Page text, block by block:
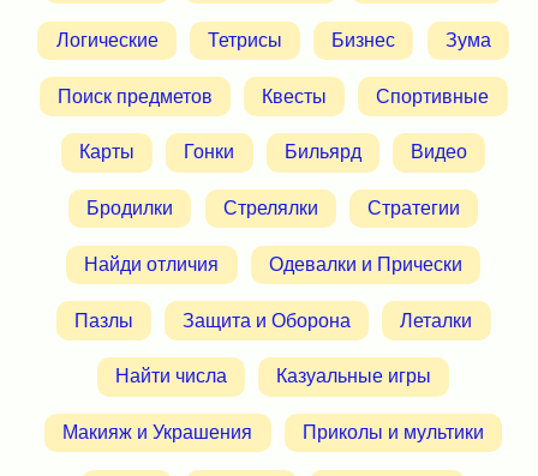
Логические Тетрисы Бизнес Зума
Поиск предметов Квесты Спортивные
Карты Гонки Бильярд Видео
Бродилки Стрелялки Стратегии
Найди отличия Одевалки и Прически
Пазлы Защита и Оборона Леталки
Найти числа Казуальные игры
Макияж и Украшения Приколы и мультики